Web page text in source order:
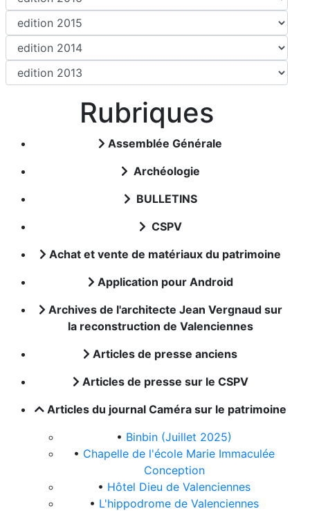
Rubriques
Assemblée Générale
Archéologie
BULLETINS
CSPV
Achat et vente de matériaux du patrimoine
Application pour Android
Archives de l'architecte Jean Vergnaud sur
la reconstruction de Valenciennes
Articles de presse anciens
Articles de presse sur le CSPV
Articles du journal Caméra sur le patrimoine
• Binbin (Juillet 2025)
• Chapelle de l'école Marie Immaculée
Conception
• Hôtel Dieu de Valenciennes
• L'hippodrome de Valenciennes